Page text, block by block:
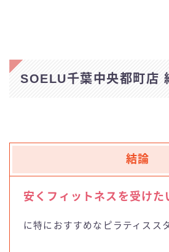
SOELU千葉中央都町店
結論
安くフィットネスを受けた
に特におすすめなピラティスス